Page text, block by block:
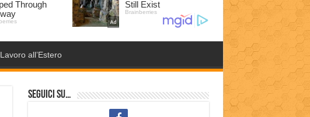
Lavoro all’Estero
Seguici su…